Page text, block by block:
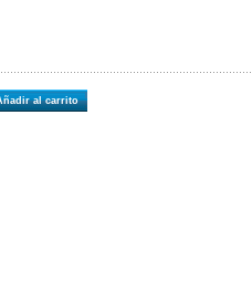
al carrito